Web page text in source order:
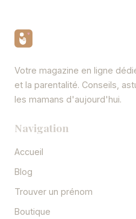
Votre magazine en ligne
et la parentalité. Conseils,
les mamans d'aujourd'hui.
Navigation
Accueil
Blog
Trouver un prénom
Boutique